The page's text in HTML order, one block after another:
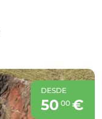
DESDE
50 00€